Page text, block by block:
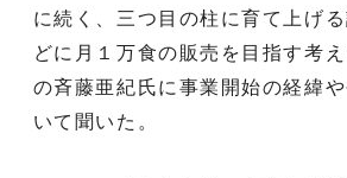
に続く、三つ目の柱に育て上げ
どに月１万食の販売を目指す考
の斉藤亜紀氏に事業開始の経緯
いて聞いた。